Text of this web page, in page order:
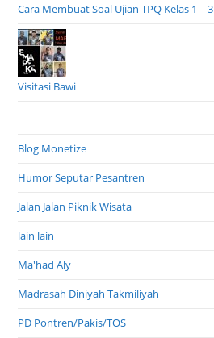
Cara Membuat Soal Ujian TPQ Kelas 1 – 3
Visitasi Bawi
Blog Monetize
Humor Seputar Pesantren
Jalan Jalan Piknik Wisata
lain lain
Ma'had Aly
Madrasah Diniyah Takmiliyah
PD Pontren/Pakis/TOS